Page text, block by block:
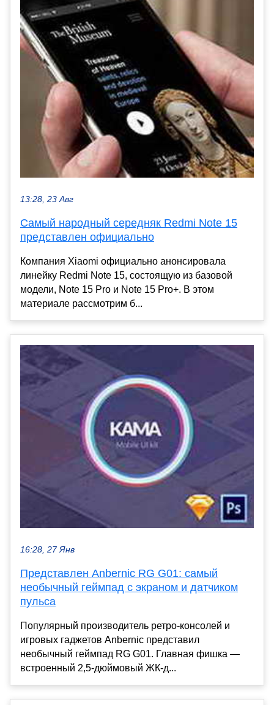
13:28, 23 Авг
Самый народный середняк Redmi Note 15
представлен официально
Компания Xiaomi официально анонсировала
линейку Redmi Note 15, состоящую из базовой
модели, Note 15 Pro и Note 15 Pro+. В этом
материале рассмотрим б...
16:28, 27 Янв
Представлен Anbernic RG G01: самый
необычный геймпад с экраном и датчиком
пульса
Популярный производитель ретро-консолей и
игровых гаджетов Anbernic представил
необычный геймпад RG G01. Главная фишка —
встроенный 2,5-дюймовый ЖК-д...